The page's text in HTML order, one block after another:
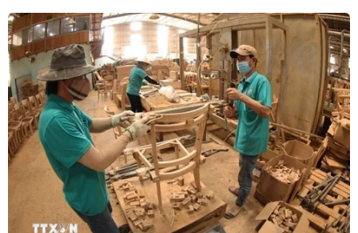
Hãi hùng cảnh nạn nhân bị đâm
dao tới chết trước mặt nhiều thiếu niên
04/09/2019 03:45